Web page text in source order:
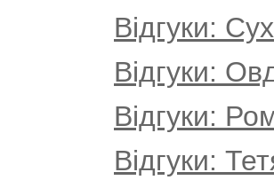
Відгуки:
Відгуки:
Відгуки:
Відгуки: